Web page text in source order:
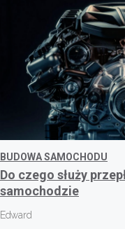
BUDOWA SAMOCHODU
Do czego służy
samochodzie
Edward